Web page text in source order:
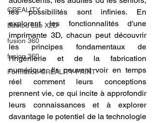
CREALITY
Bambu Lab X2D
fusion 360
fusion 360
Formation CREALITY PRINT
les possibilités sont infinies. En
explorant les fonctionnalités d'une
imprimante 3D, chacun peut découvrir
les principes fondamentaux de
l'ingénierie et de la fabrication
numérique. Ils peuvent voir en temps
réel comment leurs conceptions
prennent vie, ce qui incite à approfondir
leurs connaissances et à explorer
davantage le potentiel de la technologie